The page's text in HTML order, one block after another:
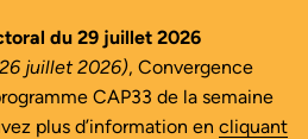
du 29 juillet 2026
juillet 2026), Convergence
CAP33 de la semaine
plus d’information en cliquant